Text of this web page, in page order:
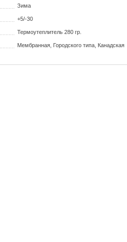
Зима
+5/-30
Термоутеплитель 280 гр.
Мембранная, Городского типа, Канадская